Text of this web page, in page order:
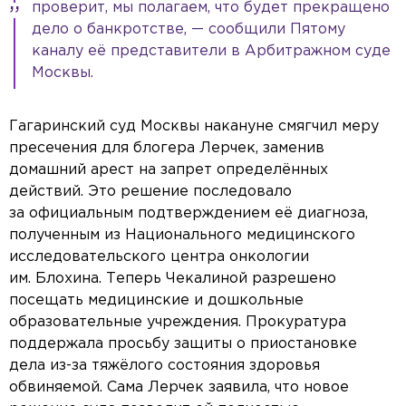
проверит, мы полагаем, что будет прекращено
дело о банкротстве, — сообщили Пятому
каналу её представители в Арбитражном суде
Москвы.
Гагаринский суд Москвы накануне смягчил меру
пресечения для блогера Лерчек, заменив
домашний арест на запрет определённых
действий. Это решение последовало
за официальным подтверждением её диагноза,
полученным из Национального медицинского
исследовательского центра онкологии
им. Блохина. Теперь Чекалиной разрешено
посещать медицинские и дошкольные
образовательные учреждения. Прокуратура
поддержала просьбу защиты о приостановке
дела из-за тяжёлого состояния здоровья
обвиняемой. Сама Лерчек заявила, что новое